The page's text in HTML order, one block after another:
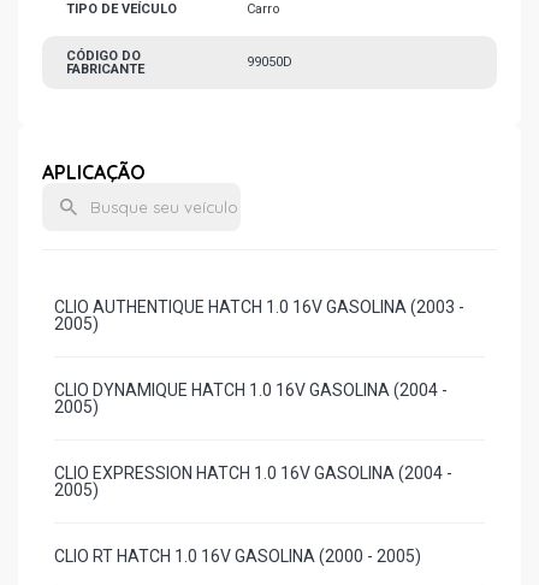
TIPO DE VEÍCULO Carro
CÓDIGO DO
FABRICANTE
99050D
APLICAÇÃO
CLIO AUTHENTIQUE HATCH 1.0 16V GASOLINA (2003 -
2005)
CLIO DYNAMIQUE HATCH 1.0 16V GASOLINA (2004 -
2005)
CLIO EXPRESSION HATCH 1.0 16V GASOLINA (2004 -
2005)
CLIO RT HATCH 1.0 16V GASOLINA (2000 - 2005)